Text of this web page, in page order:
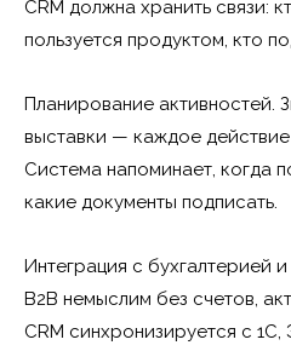
CRM должна хранить связи:
пользуется продуктом, кто
Планирование активностей.
выставки — каждое действие
Система напоминает, когда
какие документы подписать.
Интеграция с бухгалтерией
B2B немыслим без счетов,
CRM синхронизируется с